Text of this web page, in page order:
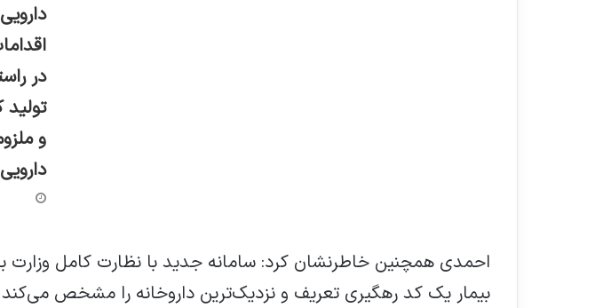
در
تولید
و
دارویی
احمدی همچنین خاطرنشان کرد: سامانه جدید با نظارت کامل وزارت
بیمار یک کد رهگیری تعریف و نزدیک‌ترین داروخانه را مشخص